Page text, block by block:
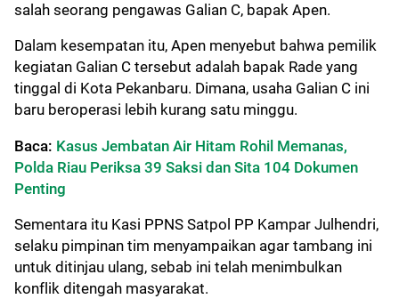
salah seorang pengawas Galian C, bapak Apen.
Dalam kesempatan itu, Apen menyebut bahwa pemilik
kegiatan Galian C tersebut adalah bapak Rade yang
tinggal di Kota Pekanbaru. Dimana, usaha Galian C ini
baru beroperasi lebih kurang satu minggu.
Baca: Kasus Jembatan Air Hitam Rohil Memanas,
Polda Riau Periksa 39 Saksi dan Sita 104 Dokumen
Penting
Sementara itu Kasi PPNS Satpol PP Kampar Julhendri,
selaku pimpinan tim menyampaikan agar tambang ini
untuk ditinjau ulang, sebab ini telah menimbulkan
konflik ditengah masyarakat.